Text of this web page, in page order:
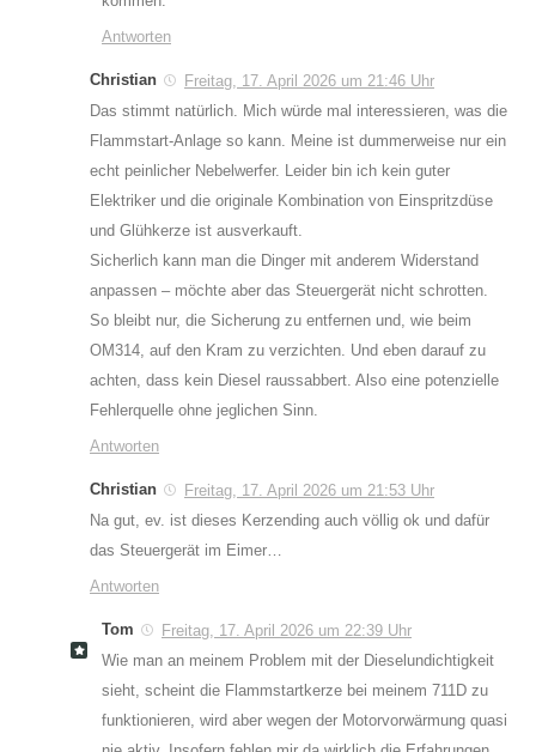
Antworten
Christian
Freitag, 17. April 2026 um 21:46 Uhr
Das stimmt natürlich. Mich würde mal interessieren, was die
Flammstart-Anlage so kann. Meine ist dummerweise nur ein
echt peinlicher Nebelwerfer. Leider bin ich kein guter
Elektriker und die originale Kombination von Einspritzdüse
und Glühkerze ist ausverkauft.
Sicherlich kann man die Dinger mit anderem Widerstand
anpassen – möchte aber das Steuergerät nicht schrotten.
So bleibt nur, die Sicherung zu entfernen und, wie beim
OM314, auf den Kram zu verzichten. Und eben darauf zu
achten, dass kein Diesel raussabbert. Also eine potenzielle
Fehlerquelle ohne jeglichen Sinn.
Antworten
Christian
Freitag, 17. April 2026 um 21:53 Uhr
Na gut, ev. ist dieses Kerzending auch völlig ok und dafür
das Steuergerät im Eimer…
Antworten
Tom
Freitag, 17. April 2026 um 22:39 Uhr
Wie man an meinem Problem mit der Dieselundichtigkeit
sieht, scheint die Flammstartkerze bei meinem 711D zu
funktionieren, wird aber wegen der Motorvorwärmung quasi